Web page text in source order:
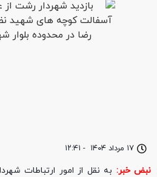
۱۷ مرداد ۱۴۰۴ - ۱۲:۴۱
نبض خبر: به نقل از امور ارتباطات